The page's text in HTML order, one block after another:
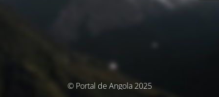
© Portal de Angola 2025